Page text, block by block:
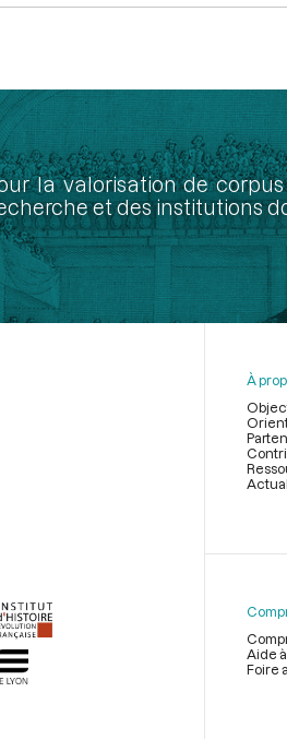
la valorisation de
et des institutions
page
À
Aide
Foire